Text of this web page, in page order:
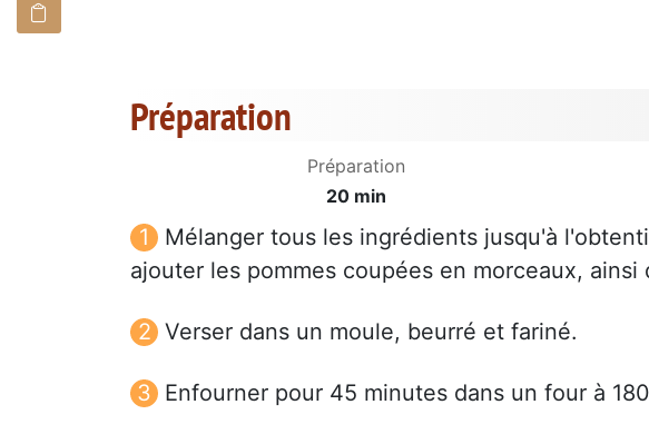
Préparation
Préparation
20 min
Mélanger tous les ingrédients jusqu'à
ajouter les pommes coupées en morceaux, ainsi
Verser dans un moule, beurré et fariné.
Enfourner pour 45 minutes dans un four à